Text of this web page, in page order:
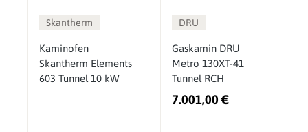
Skantherm
Kaminofen
Skantherm Elements
603 Tunnel 10 kW
DRU
Gaskamin DRU
Metro 130XT-41
Tunnel RCH
7.001,00 €